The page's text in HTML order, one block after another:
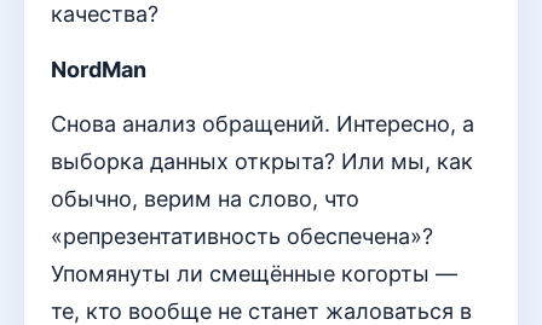
качества?
NordMan
Снова анализ обращений. Интересно, а
выборка данных открыта? Или мы, как
обычно, верим на слово, что
«репрезентативность обеспечена»?
Упомянуты ли смещённые когорты —
те, кто вообще не станет жаловаться в